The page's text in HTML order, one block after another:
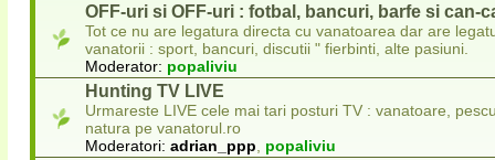
OFF-uri si OFF-uri : fotbal, bancuri, barfe si can-
Tot ce nu are legatura directa cu vanatoarea dar are
vanatorii : sport, bancuri, discutii " fierbinti, alte pasiuni.
Moderator: popaliviu
Hunting TV LIVE
Urmareste LIVE cele mai tari posturi TV : vanatoare,
natura pe vanatorul.ro
Moderatori: adrian_ppp, popaliviu